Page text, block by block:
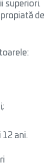
superiori.
de
ani.